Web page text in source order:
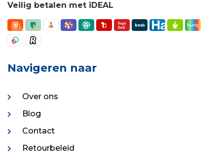
Veilig betalen met iDEAL
Navigeren naar
Over ons
Blog
Contact
Retourbeleid